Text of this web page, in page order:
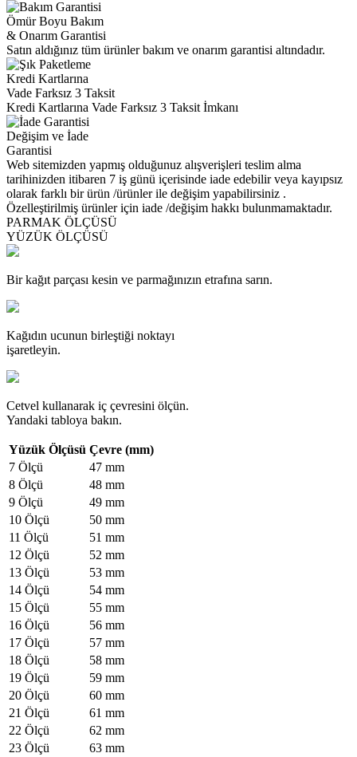
Ömür Boyu Bakım
& Onarım Garantisi
Satın aldığınız tüm ürünler bakım ve onarım garantisi altındadır.
Kredi Kartlarına
Vade Farksız 3 Taksit
Kredi Kartlarına Vade Farksız 3 Taksit İmkanı
Değişim ve İade
Garantisi
Web sitemizden yapmış olduğunuz alışverişleri teslim alma
tarihinizden itibaren 7 iş günü içerisinde iade edebilir veya kayıpsız
olarak farklı bir ürün /ürünler ile değişim yapabilirsiniz .
Özelleştirilmiş ürünler için iade /değişim hakkı bulunmamaktadır.
PARMAK ÖLÇÜSÜ
YÜZÜK ÖLÇÜSÜ
Bir kağıt parçası kesin ve parmağınızın etrafına sarın.
Kağıdın ucunun birleştiği noktayı
işaretleyin.
Cetvel kullanarak iç çevresini ölçün.
Yandaki tabloya bakın.
Yüzük Ölçüsü Çevre (mm)
7 Ölçü
47 mm
8 Ölçü
48 mm
9 Ölçü
49 mm
10 Ölçü
50 mm
11 Ölçü
51 mm
12 Ölçü
52 mm
13 Ölçü
53 mm
14 Ölçü
54 mm
15 Ölçü
55 mm
16 Ölçü
56 mm
17 Ölçü
57 mm
18 Ölçü
58 mm
19 Ölçü
59 mm
20 Ölçü
60 mm
21 Ölçü
61 mm
22 Ölçü
62 mm
23 Ölçü
63 mm